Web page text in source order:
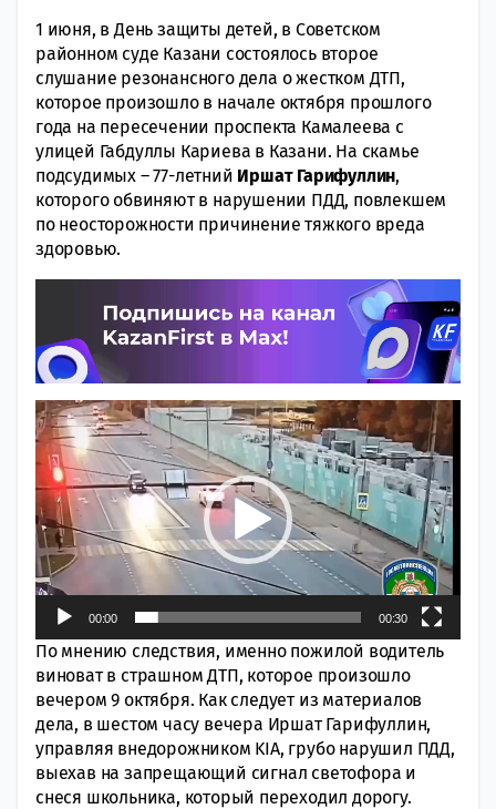
1 июня, в День защиты детей, в Советском
районном суде Казани состоялось второе
слушание резонансного дела о жестком ДТП,
которое произошло в начале октября прошлого
года на пересечении проспекта Камалеева с
улицей Габдуллы Кариева в Казани. На скамье
подсудимых – 77-летний Иршат Гарифуллин,
которого обвиняют в нарушении ПДД, повлекшем
по неосторожности причинение тяжкого вреда
здоровью.
Видеоплеер
00:00 00:30
По мнению следствия, именно пожилой водитель
виноват в страшном ДТП, которое произошло
вечером 9 октября. Как следует из материалов
дела, в шестом часу вечера Иршат Гарифуллин,
управляя внедорожником KIA, грубо нарушил ПДД,
выехав на запрещающий сигнал светофора и
снеся школьника, который переходил дорогу.